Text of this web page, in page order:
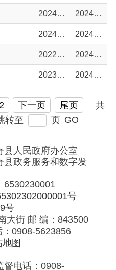
尾页 共
页 GO
民政府办公室
务服务和数字发
号
邮 编：843500
话：0908-